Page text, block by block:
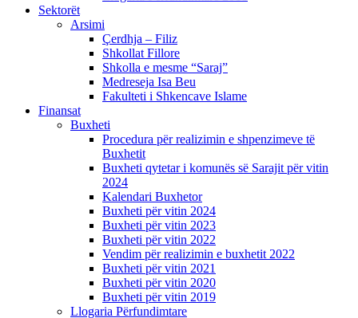
Sektorët
Arsimi
Çerdhja – Filiz
Shkollat Fillore
Shkolla e mesme “Saraj”
Medreseja Isa Beu
Fakulteti i Shkencave Islame
Finansat
Buxheti
Procedura për realizimin e shpenzimeve të
Buxhetit
Buxheti qytetar i komunës së Sarajit për vitin
2024
Kalendari Buxhetor
Buxheti për vitin 2024
Buxheti për vitin 2023
Buxheti për vitin 2022
Vendim për realizimin e buxhetit 2022
Buxheti për vitin 2021
Buxheti për vitin 2020
Buxheti për vitin 2019
Llogaria Përfundimtare